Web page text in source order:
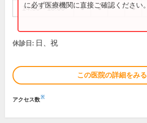
14:30～18:00 ● ● ●
に必ず医療機関に直接ご確認ください。
休診日: 日、祝
この医院の詳細をみる
アクセス数※